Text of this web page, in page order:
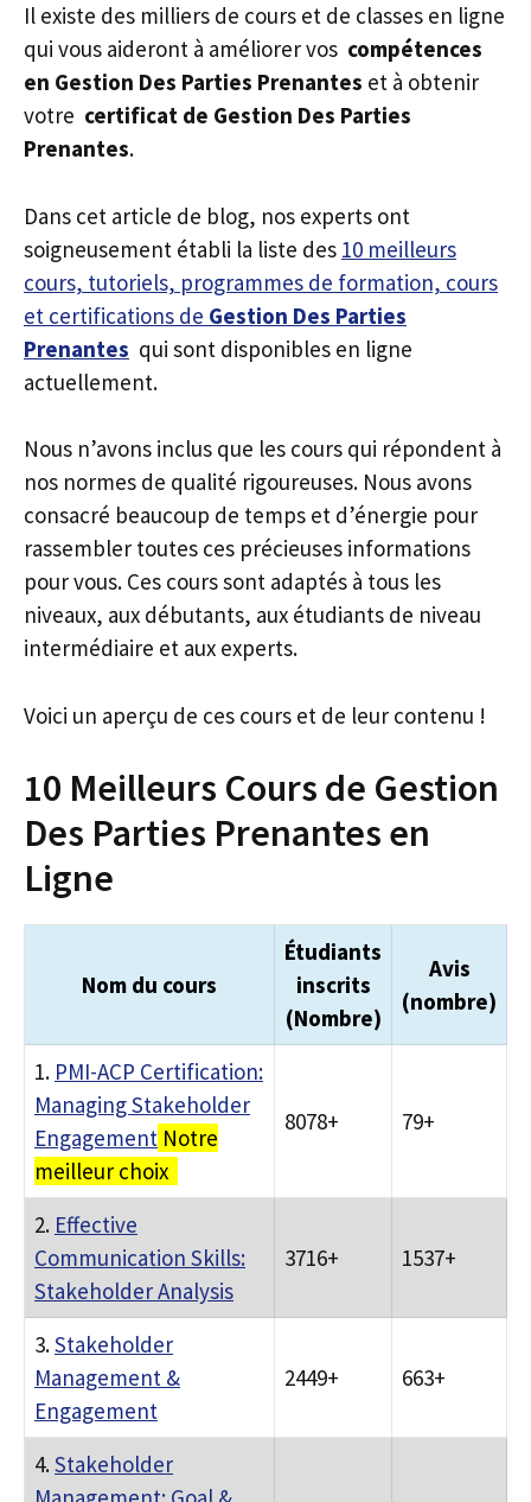
Il existe des milliers de cours et de classes en ligne
qui vous aideront à améliorer vos compétences
en Gestion Des Parties Prenantes et à obtenir
votre certificat de Gestion Des Parties
Prenantes.
Dans cet article de blog, nos experts ont
soigneusement établi la liste des 10 meilleurs
cours, tutoriels, programmes de formation, cours
et certifications de Gestion Des Parties
Prenantes qui sont disponibles en ligne
actuellement.
Nous n’avons inclus que les cours qui répondent à
nos normes de qualité rigoureuses. Nous avons
consacré beaucoup de temps et d’énergie pour
rassembler toutes ces précieuses informations
pour vous. Ces cours sont adaptés à tous les
niveaux, aux débutants, aux étudiants de niveau
intermédiaire et aux experts.
Voici un aperçu de ces cours et de leur contenu !
10 Meilleurs Cours de Gestion
Des Parties Prenantes en
Ligne
Nom du cours
Étudiants
inscrits
(Nombre)
Avis
(nombre)
1. PMI-ACP Certification:
Managing Stakeholder
Engagement Notre
meilleur choix
8078+ 79+
2. Effective
Communication Skills:
Stakeholder Analysis
3716+ 1537+
3.Stakeholder
Management &
Engagement
2449+ 663+
4.Stakeholder